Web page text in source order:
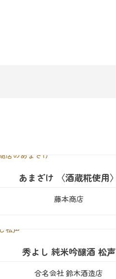
あまざけ 〈酒蔵糀使用〉
藤本商店
秀よし 純米吟醸酒 松声
合名会社 鈴木酒造店